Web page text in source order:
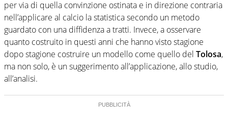
destra, oggi si sente a suo agio nel ruolo di libero. Cura
una classifica riservata dei migliori 5 calciatori di sempre.
per via di quella convinzione ostinata e in direzione contraria
nell’applicare al calcio la statistica secondo un metodo
guardato con una diffidenza a tratti. Invece, a osservare
quanto costruito in questi anni che hanno visto stagione
dopo stagione costruire un modello come quello del Tolosa,
ma non solo, è un suggerimento all’applicazione, allo studio,
all’analisi.